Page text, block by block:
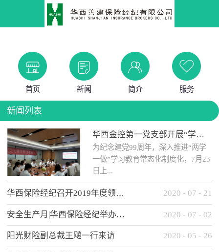
首页 新闻 简介 服务
新闻列表
华西金控第一党支部开展“学党史 知党情 做合格党员”主题教育工作会
为纪念建党99周年，深入推进“两学
一做”学习教育常态化制度化，7月23
日上...
午，华西金控第一党支部举办了“学
党史、知党情、...
华西保险经纪召开2019年度领导班子述职考核工作会 2020 - 07 - 21
安全生产月|华西保险经纪举办应急消防安全知识培训 2020 - 07 - 02
阳光财险副总裁王飚一行来访 2020 - 05 - 26